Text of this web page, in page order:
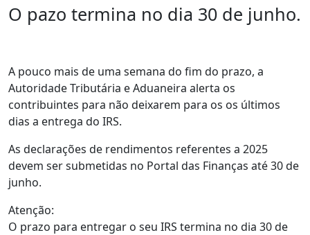
O pazo termina no dia 30 de junho.
A pouco mais de uma semana do fim do prazo, a
Autoridade Tributária e Aduaneira alerta os
contribuintes para não deixarem para os os últimos
dias a entrega do IRS.
As declarações de rendimentos referentes a 2025
devem ser submetidas no Portal das Finanças até 30 de
junho.
Atenção:
O prazo para entregar o seu IRS termina no dia 30 de